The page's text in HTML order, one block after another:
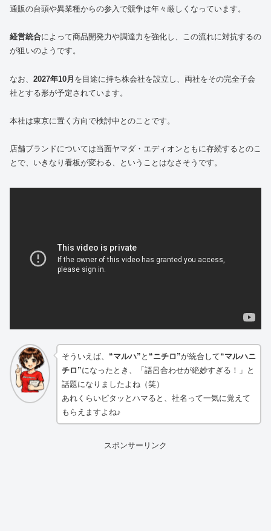
通販の台頭や異業種からの参入で競争は年々厳しくなっています。
経営統合によって商品開発力や調達力を強化し、この流れに対抗するの
が狙いのようです。
なお、 2027年10月 を目途に持ち株会社を設立し、両社をその完全子会
社とする形が予定されています。
本社は東京に置く方向で検討中とのことです。
店舗ブランドについては当面ヤマダ・エディオンともに存続するとのこ
とで、いきなり看板が変わる、ということはなさそうです。
そういえば、 “マルハ” と “ニチロ”が統合して“マルハニ
チロ”になったとき、「語呂合わせが絶妙すぎる！」と
話題になりましたよね（笑）
あれくらいピタッとハマると、社名って一気に覚えて
もらえますよね♪
スポンサーリンク